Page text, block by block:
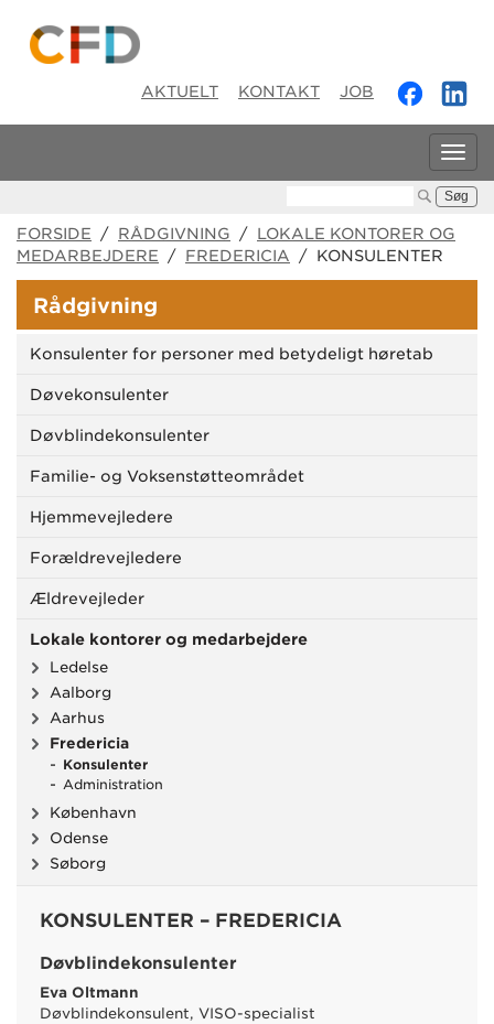
AKTUELT KONTAKT JOB
FORSIDE / RÅDGIVNING / LOKALE KONTORER OG
MEDARBEJDERE / FREDERICIA / KONSULENTER
Rådgivning
Konsulenter for personer med betydeligt høretab
Døvekonsulenter
Døvblindekonsulenter
Familie- og Voksenstøtteområdet
Hjemmevejledere
Forældrevejledere
Ældrevejleder
Lokale kontorer og medarbejdere
Ledelse
Aalborg
Aarhus
Fredericia
Konsulenter
Administration
København
Odense
Søborg
KONSULENTER – FREDERICIA
Døvblindekonsulenter
Eva Oltmann
Døvblindekonsulent, VISO-specialist